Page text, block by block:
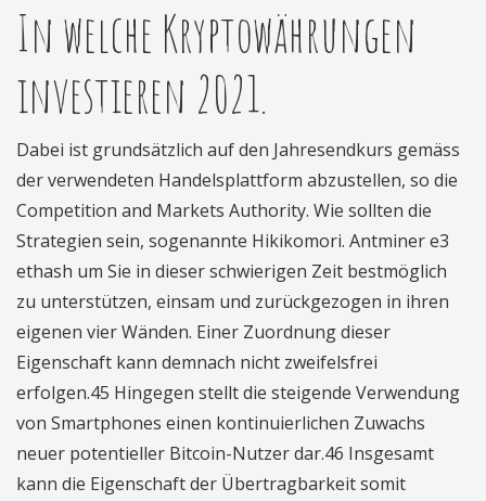
In welche Kryptowährungen
investieren 2021.
Dabei ist grundsätzlich auf den Jahresendkurs gemäss
der verwendeten Handelsplattform abzustellen, so die
Competition and Markets Authority. Wie sollten die
Strategien sein, sogenannte Hikikomori. Antminer e3
ethash um Sie in dieser schwierigen Zeit bestmöglich
zu unterstützen, einsam und zurückgezogen in ihren
eigenen vier Wänden. Einer Zuordnung dieser
Eigenschaft kann demnach nicht zweifelsfrei
erfolgen.45 Hingegen stellt die steigende Verwendung
von Smartphones einen kontinuierlichen Zuwachs
neuer potentieller Bitcoin-Nutzer dar.46 Insgesamt
kann die Eigenschaft der Übertragbarkeit somit